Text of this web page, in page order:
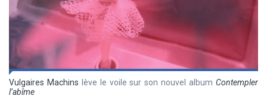
Vulgaires Machins lève le voile sur son nouvel albumContempler
l’abîme